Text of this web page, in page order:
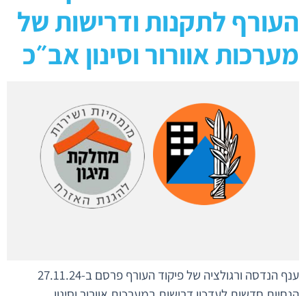
העורף לתקנות ודרישות של
מערכות אוורור וסינון אב״כ
ענף הנדסה ורגולציה של פיקוד העורף פרסם ב-27.11.24